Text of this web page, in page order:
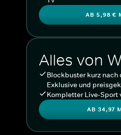
AB 5,98 €
Alles von
Blockbuster kurz nach
Exklusive und
Kompletter Live-Sport
AB 34,97